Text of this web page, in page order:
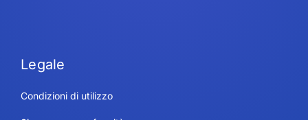
Legale
Condizioni di utilizzo